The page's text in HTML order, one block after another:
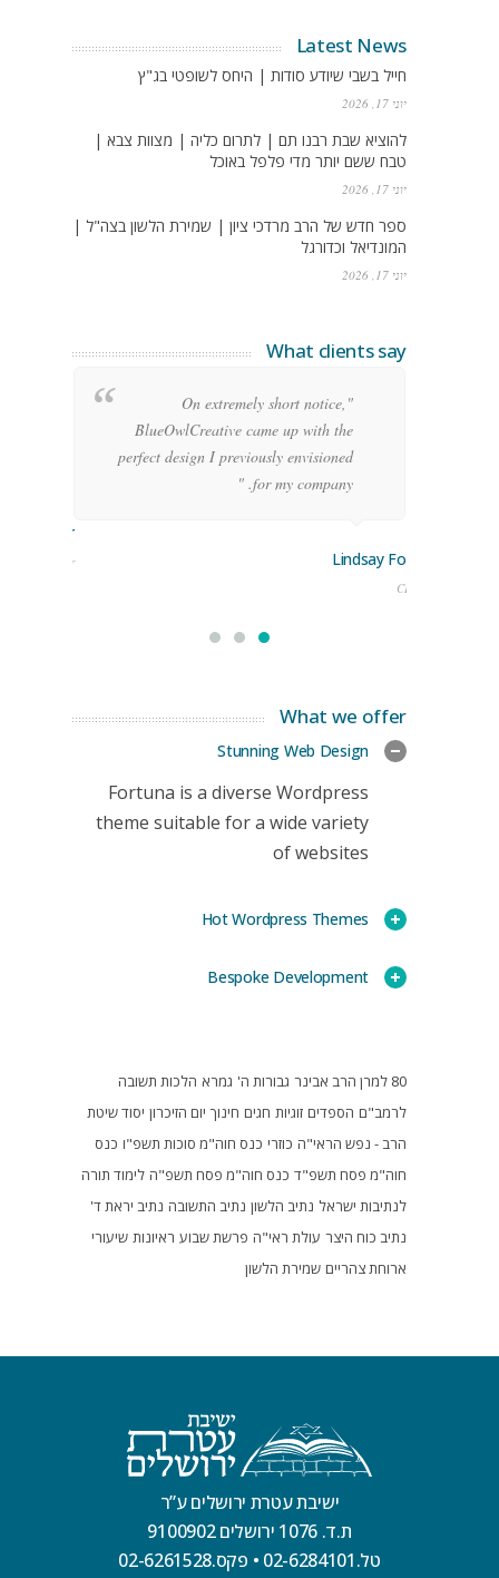
Latest News
חייל בשבי שיודע סודות | היחס לשופטי בג"ץ
יוני 17, 2026
להוציא שבת רבנו תם | לתרום כליה | מצוות צבא |
טבח ששם יותר מדי פלפל באוכל
יוני 17, 2026
ספר חדש של הרב מרדכי ציון | שמירת הלשון בצה"ל |
המונדיאל וכדורגל
יוני 17, 2026
What clients say
"On extremely short notice,
BlueOwlCreative came up with the
perfect design I previously envisioned
for my company. "
Lindsay Ford
CEO
Stoner
Manager
What we offer
Stunning Web Design
Fortuna is a diverse Wordpress
theme suitable for a wide variety
of websites
Hot Wordpress Themes
Bespoke Development
80 למרן הרב אבינר גבורות ה' גמרא הלכות תשובה
לרמב"ם הספדים זוגיות חגים חינוך יום הזיכרון יסוד שיטת
הרב - נפש הראי"ה כוזרי כנס חוה"מ סוכות תשפ"ו כנס
חוה"מ פסח תשפ"ד כנס חוה"מ פסח תשפ"ה לימוד תורה
לנתיבות ישראל נתיב הלשון נתיב התשובה נתיב יראת ד'
נתיב כוח היצר עולת ראי"ה פרשת שבוע ראיונות שיעורי
ארוחת צהריים שמירת הלשון
ישיבת עטרת ירושלים ע”ר
ת.ד. 1076 ירושלים 9100902
טל.02-6284101
• פקס.02-6261528